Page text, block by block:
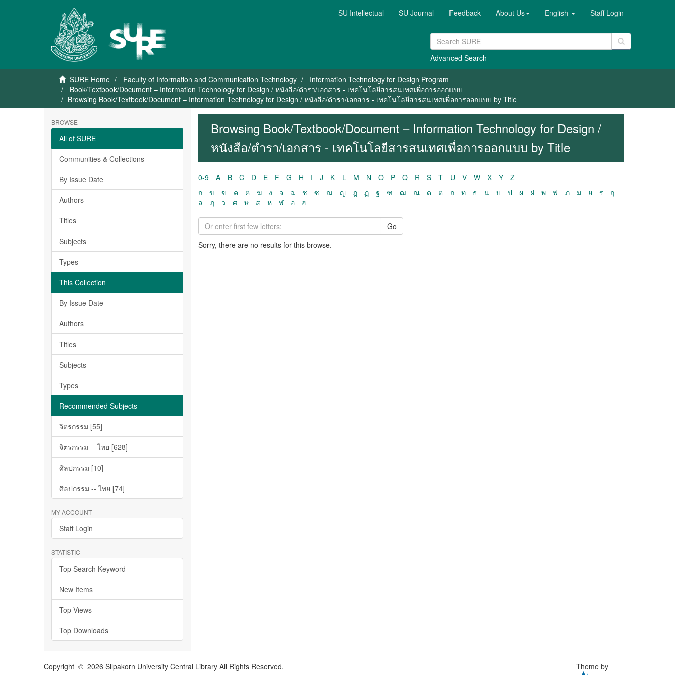
SU Intellectual SU Journal Feedback About Us English Staff Login
Advanced Search
SURE Home Faculty of Information and Communication Technology
Information Technology for Design Program
Book/Textbook/Document – Information Technology for Design / หนังสือ/ตำรา/เอกสาร - เทคโนโลยีสารสนเทศเพื่อการออกแบบ
Browsing Book/Textbook/Document – Information Technology for Design / หนังสือ/ตำรา/เอกสาร - เทคโนโลยีสารสนเทศเพื่อการออกแบบ by Title
BROWSE
All of SURE
Communities & Collections
By Issue Date
Authors
Titles
Subjects
Types
This Collection
By Issue Date
Authors
Titles
Subjects
Types
Recommended Subjects
จิตรกรรม [55]
จิตรกรรม -- ไทย [628]
ศิลปกรรม [10]
ศิลปกรรม -- ไทย [74]
MY ACCOUNT
Staff Login
STATISTIC
Top Search Keyword
New Items
Top Views
Top Downloads
Browsing Book/Textbook/Document – Information Technology for Design /
หนังสือ/ตำรา/เอกสาร - เทคโนโลยีสารสนเทศเพื่อการออกแบบ by Title
0-9 A B C D E F G H I J K L M N O P Q R S T U V W X Y
Z
ก
ข ฃ ค ฅ ฆ ง จ ฉ ช ซ ฌ ญ ฎ ฏ ฐ ฑ ฒ ณ ด ต ถ ท ธ น บ ป ผ ฝ พ ฟ ภ ม ย ร
ฤ
ล
ฦ ว ศ ษ ส ห ฬ อ ฮ
Go
Sorry, there are no results for this browse.
Copyright © 2026 Silpakorn University Central Library All Rights Reserved. Theme by